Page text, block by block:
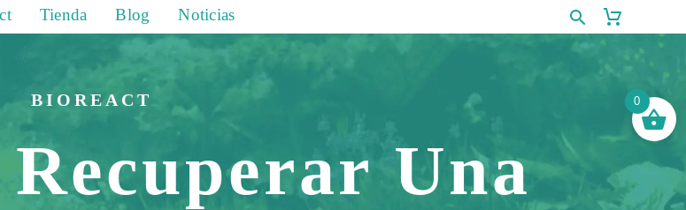
Tienda Blog Noticias
BIOREACT
Recuperar Una
0